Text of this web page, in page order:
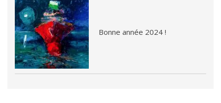
Bonne année 2024 !